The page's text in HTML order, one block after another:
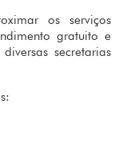
os serviços
gratuito e
secretarias